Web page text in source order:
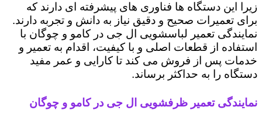
زیرا این دستگاه ها فناوری های پیشرفته ای دارند که
برای تعمیرات صحیح و دقیق نیاز به دانش و تجربه دارند.
نمایندگی تعمیر لباسشویی ال جی در کامو و چوگان با
استفاده از قطعات اصلی و با کیفیت، اقدام به تعمیر و
خدمات پس از فروش می کند تا کارایی و عمر مفید
دستگاه را به حداکثر برساند.
نمایندگی تعمیر ظرفشویی ال جی در کامو و چوگان